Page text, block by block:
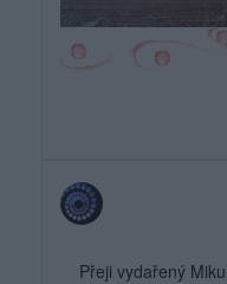
Přeji vydařený